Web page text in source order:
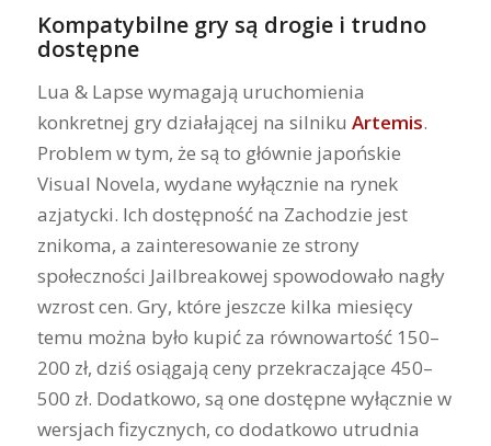
Kompatybilne gry są drogie i trudno
dostępne
Lua & Lapse wymagają uruchomienia
konkretnej gry działającej na silniku Artemis.
Problem w tym, że są to głównie japońskie
Visual Novela, wydane wyłącznie na rynek
azjatycki. Ich dostępność na Zachodzie jest
znikoma, a zainteresowanie ze strony
społeczności Jailbreakowej spowodowało nagły
wzrost cen. Gry, które jeszcze kilka miesięcy
temu można było kupić za równowartość 150–
200 zł, dziś osiągają ceny przekraczające 450–
500 zł. Dodatkowo, są one dostępne wyłącznie w
wersjach fizycznych, co dodatkowo utrudnia